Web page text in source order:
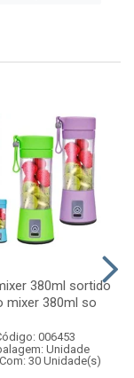
380ml sortido
mixer 380ml so
006453
Unidade
30 Unidade(s)